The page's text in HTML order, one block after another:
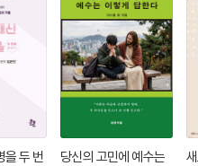
을 두 번
당신의 고민에 예수는